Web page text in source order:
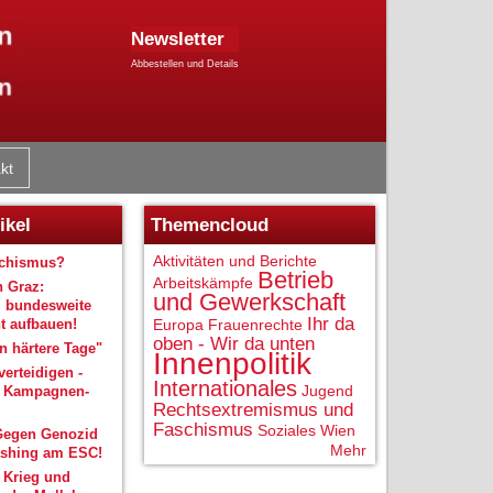
Newsletter
Abbestellen und Details
Graz:
bundesweite
aufbauen!
härtere Tage"
-
Genozid
am ESC!
Krieg und
Themencloud
Aktivitäten und Berichte
Arbeitskämpfe Betrieb
und Gewerkschaft
Europa Frauenrechte Ihr da
oben - Wir da unten
Innenpolitik
Internationales Jugend
Rechtsextremismus und
Faschismus Soziales Wien
Mehr